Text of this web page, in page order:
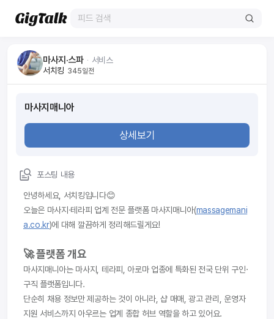
마사지·스파 ᆞ 서비스
서치킹 345일전
마사지매니아
상세보기
포스팅 내용
안녕하세요, 서치킹입니다😊
오늘은 마사지·테라피 업계 전문 플랫폼 마사지매니아(massagemani
a.co.kr)에 대해 깔끔하게 정리해드릴게요!
🚀 플랫폼 개요
마사지매니아는 마사지, 테라피, 아로마 업종에 특화된 전국 단위 구인·
구직 플랫폼입니다.
단순히 채용 정보만 제공하는 것이 아니라, 샵 매매, 광고 관리, 운영자
지원 서비스까지 아우르는 업계 종합 허브 역할을 하고 있어요.